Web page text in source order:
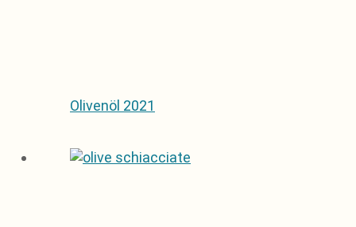
Olivenöl 2021